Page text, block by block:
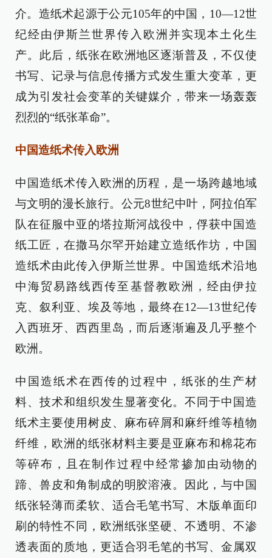
介。造纸术起源于公元105年的中国，10—12世
纪经由伊斯兰世界传入欧洲并实现本土化生
产。此后，纸张在欧洲地区逐渐普及，不仅使
书写、记录与信息传播方式发生重大变革，更
成为引发社会变革的关键媒介，带来一场轰轰
烈烈的“纸张革命”。
中国造纸术传入欧洲
中国造纸术传入欧洲的历程，是一场跨越地域
与文明的漫长旅行。公元8世纪中叶，阿拉伯军
队在征服中亚的塔拉斯河战役中，俘获中国造
纸工匠，在撒马尔罕开始建立造纸作坊，中国
造纸术由此传入伊斯兰世界。中国造纸术沿地
中海贸易路线西传至基督教欧洲，经由伊拉
克、叙利亚、埃及等地，最终在12—13世纪传
入西班牙、西西里岛，而后逐渐遍及几乎整个
欧洲。
中国造纸术在西传的过程中，纸张的生产材
料、技术和组织发生显著变化。不同于中国造
纸术主要使用树皮、麻布碎屑和麻纤维等植物
纤维，欧洲的纸张材料主要是亚麻布和棉花布
等碎布，且在制作过程中经常掺加由动物的
蹄、兽皮和角制成的明胶溶液。因此，与中国
纸张轻薄而柔软、适合毛笔书写、木版单面印
刷的特性不同，欧洲纸张坚硬、不透明、不渗
透表面的质地，更适合羽毛笔的书写、金属双